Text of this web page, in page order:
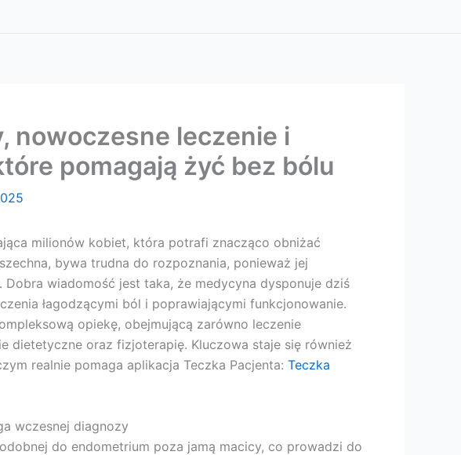
nowoczesne leczenie i
pomagają żyć bez bólu
milionów kobiet, która potrafi znacząco obniżać
bywa trudna do rozpoznania, ponieważ jej
wiadomość jest taka, że medycyna dysponuje dziś
łagodzącymi ból i poprawiającymi funkcjonowanie.
opiekę, obejmującą zarówno leczenie
dietetyczne oraz fizjoterapię. Kluczowa staje się również
realnie pomaga aplikacja Teczka Pacjenta: Teczka
wczesnej diagnozy
do endometrium poza jamą macicy, co prowadzi do